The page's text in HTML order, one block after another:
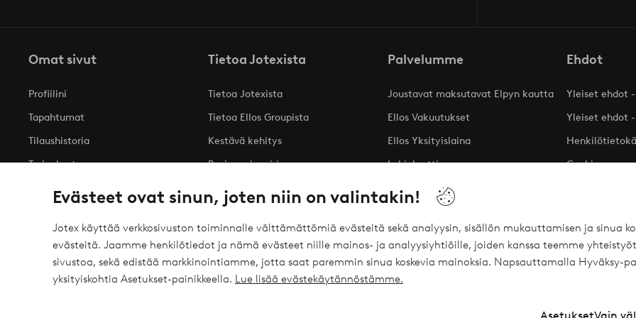
Evästeet ovat sinun, joten niin on valintakin!
Jotex käyttää verkkosivuston toiminnalle välttämättömiä evästeitä sekä analyysin, sisällön mukauttamisen ja sinua
evästeitä. Jaamme henkilötiedot ja nämä evästeet niille mainos- ja analyysiyhtiöille, joiden kanssa teemme
sivustoa, sekä edistää markkinointiamme, jotta saat paremmin sinua koskevia mainoksia. Napsauttamalla Hyväksy-
yksityiskohtia Asetukset-painikkeella. Lue lisää evästekäytännöstämme.
Omat sivut
Profiilini
Tapahtumat
Tilaushistoria
Tarjoukset
Tietoa Jotexista
Tietoa Jotexista
Tietoa Ellos Groupista
Kestävä kehitys
Business inquiries
Saavutettavuusseloste
Palvelumme
Joustavat maksutavat Elpyn kautta
Ellos Vakuutukset
Ellos Yksityislaina
Lahjakortti
Ehdot
Yleiset ehdot
Yleiset ehdot
Cookies
Turvalliset maksut – maksa nyt tai erissä
Haluatko tietää ? elpy